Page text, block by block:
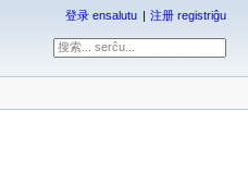
登录 ensalutu 注册 registriĝu